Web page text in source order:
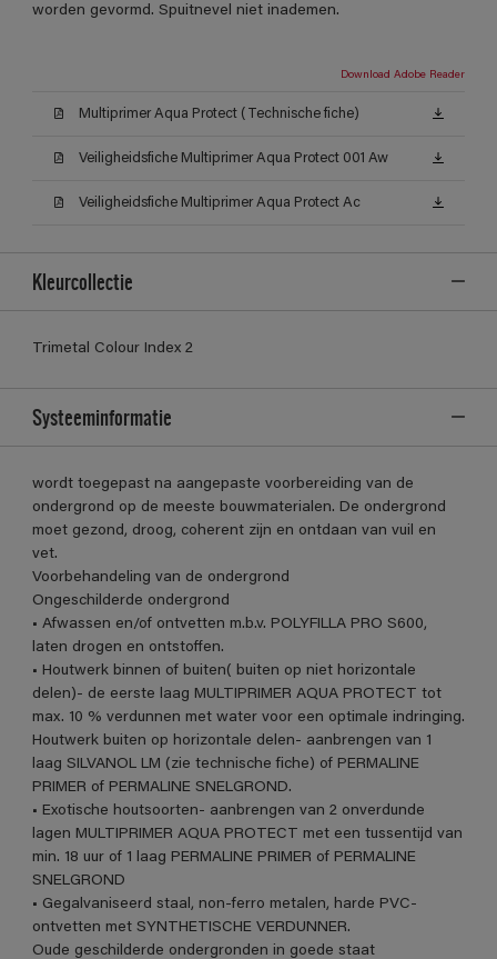
worden gevormd. Spuitnevel niet inademen.
Download Adobe Reader
Multiprimer Aqua Protect (Technische fiche)
Veiligheidsfiche Multiprimer Aqua Protect 001 Aw
Veiligheidsfiche Multiprimer Aqua Protect Ac
Kleurcollectie
Trimetal Colour Index 2
Systeeminformatie
wordt toegepast na aangepaste voorbereiding van de
ondergrond op de meeste bouwmaterialen. De ondergrond
moet gezond, droog, coherent zijn en ontdaan van vuil en
vet.
Voorbehandeling van de ondergrond
Ongeschilderde ondergrond
• Afwassen en/of ontvetten m.b.v. POLYFILLA PRO S600,
laten drogen en ontstoffen.
• Houtwerk binnen of buiten( buiten op niet horizontale
delen)- de eerste laag MULTIPRIMER AQUA PROTECT tot
max. 10 % verdunnen met water voor een optimale indringing.
Houtwerk buiten op horizontale delen- aanbrengen van 1
laag SILVANOL LM (zie technische fiche) of PERMALINE
PRIMER of PERMALINE SNELGROND.
• Exotische houtsoorten- aanbrengen van 2 onverdunde
lagen MULTIPRIMER AQUA PROTECT met een tussentijd van
min. 18 uur of 1 laag PERMALINE PRIMER of PERMALINE
SNELGROND
• Gegalvaniseerd staal, non-ferro metalen, harde PVC-
ontvetten met SYNTHETISCHE VERDUNNER.
Oude geschilderde ondergronden in goede staat